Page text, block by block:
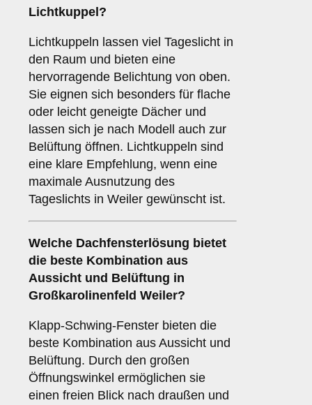
Lichtkuppel ?
Lichtkuppeln lassen viel Tageslicht in
den Raum und bieten eine
hervorragende Belichtung von oben.
Sie eignen sich besonders für flache
oder leicht geneigte Dächer und
lassen sich je nach Modell auch zur
Belüftung öffnen. Lichtkuppeln sind
eine klare Empfehlung, wenn eine
maximale Ausnutzung des
Tageslichts in Weiler gewünscht ist.
Welche Dachfensterlösung bietet
die beste Kombination aus
Aussicht und Belüftung in
Großkarolinenfeld Weiler?
Klapp-Schwing-Fenster bieten die
beste Kombination aus Aussicht und
Belüftung. Durch den großen
Öffnungswinkel ermöglichen sie
einen freien Blick nach draußen und